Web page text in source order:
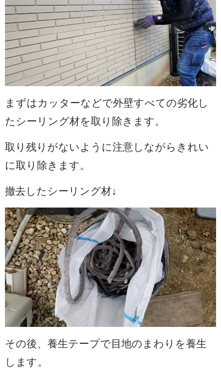
まずはカッターなどで外壁すべての劣化し
たシーリング材を取り除きます。
取り残りがないように注意しながらきれい
に取り除きます。
撤去したシーリング材↓
その後、養生テープで目地のまわりを養生
します。